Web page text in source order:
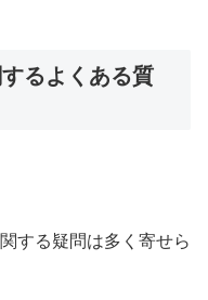
るよくある質
する疑問は多く寄せら